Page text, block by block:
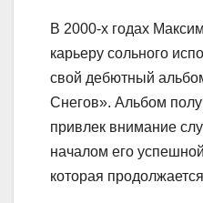
В 2000-х годах
карьеру сольного
свой дебютный
Снегов». Альбом
привлек внимание
началом его
которая